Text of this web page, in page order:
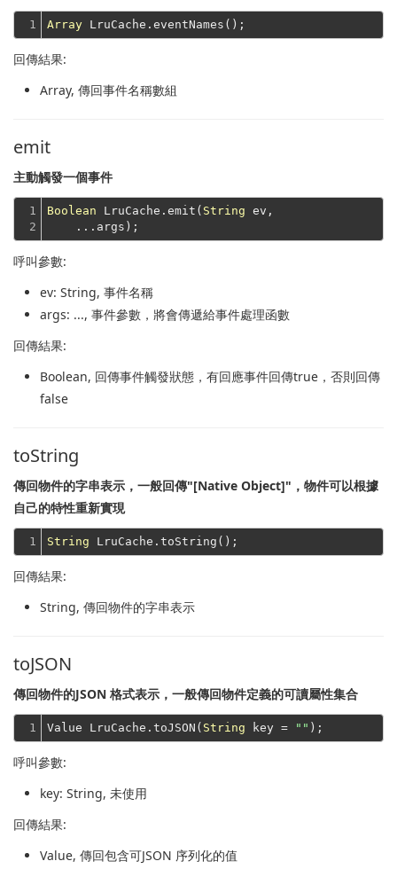
1 Array
回傳結果:
Array, 傳回事件名稱數組
emit
主動觸發一個事件
1
2
Boolean LruCache.emit( String ev,
    ...args);
呼叫參數:
ev: String, 事件名稱
args: ..., 事件參數，將會傳遞給事件處理函數
回傳結果:
Boolean, 回傳事件觸發狀態，有回應事件回傳true，否則回傳
false
toString
傳回物件的字串表示，一般回傳"[Native Object]"，物件可以根據
自己的特性重新實現
1 String
回傳結果:
String, 傳回物件的字串表示
toJSON
傳回物件的JSON 格式表示，一般傳回物件定義的可讀屬性集合
1 Value LruCache.toJSON( String key = ""
呼叫參數:
key: String, 未使用
回傳結果:
Value, 傳回包含可JSON 序列化的值